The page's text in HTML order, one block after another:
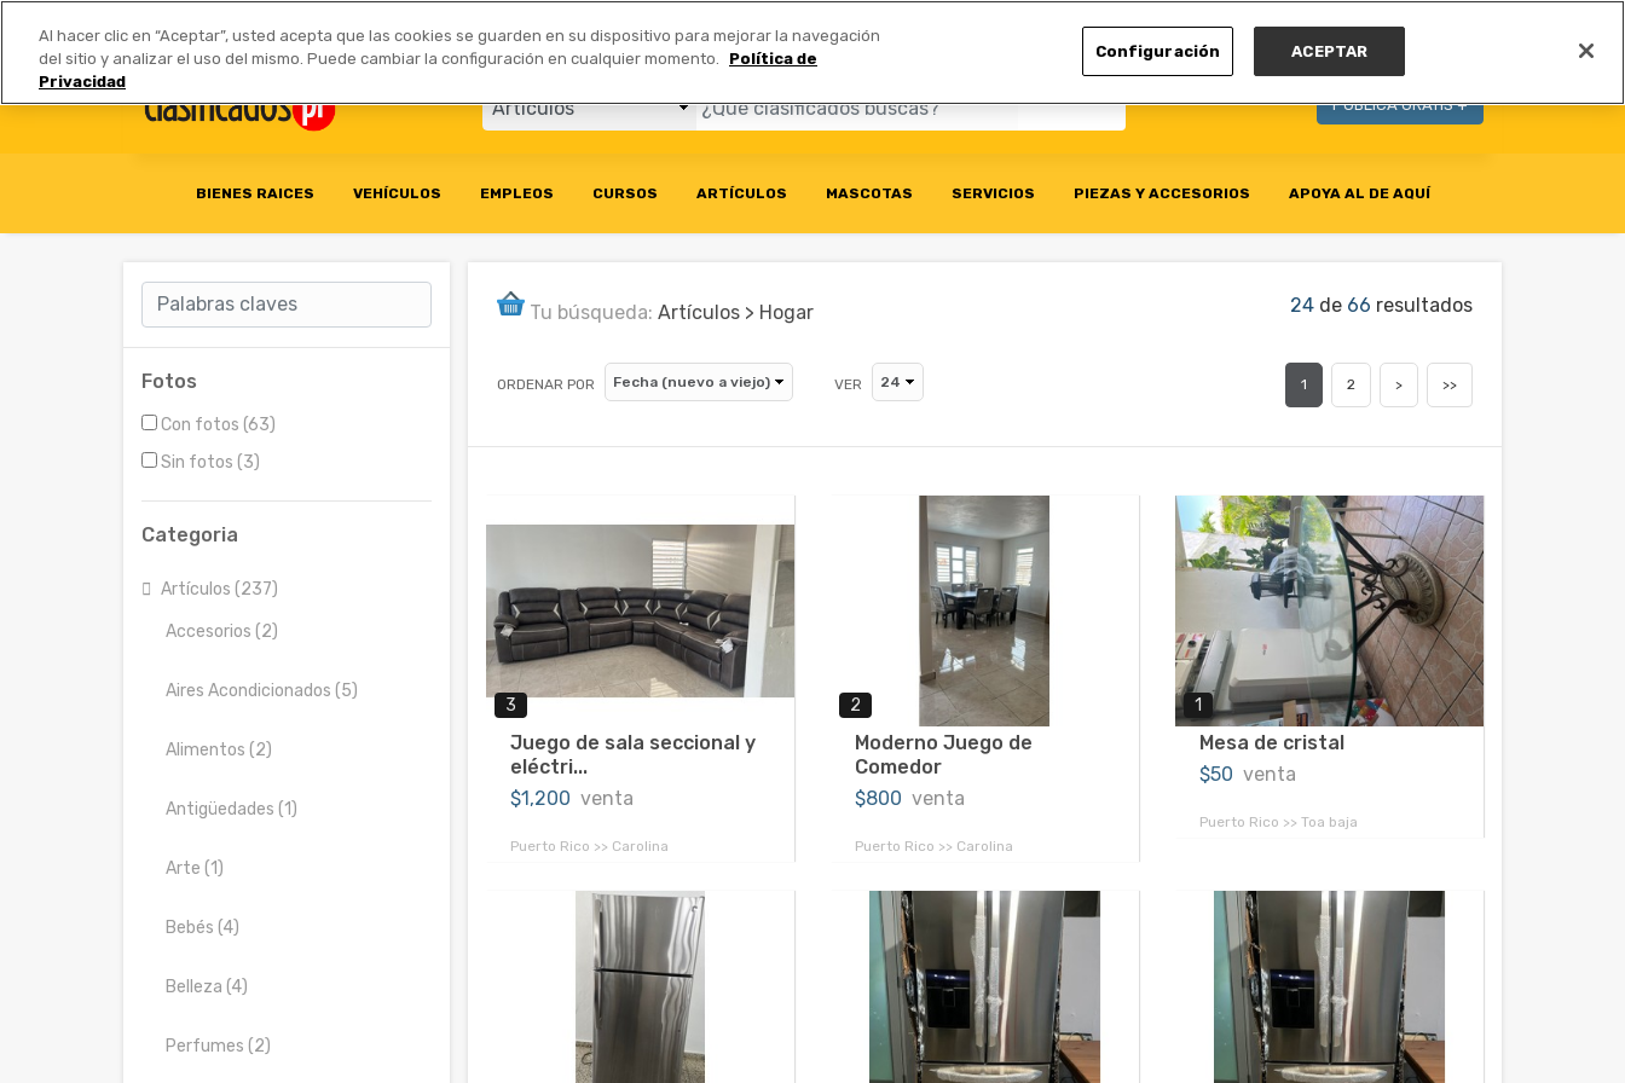
Anúnciate | Tarifas Socios Comerciales
PUBLICA GRATIS +
BIENES RAICES VEHÍCULOS EMPLEOS CURSOS ARTÍCULOS MASCOTAS SERVICIOS PIEZAS Y ACCESORIOS APOYA AL DE AQUÍ
Fotos
Con fotos (63)
Sin fotos (3)
Categoria
Artículos (237)
Accesorios (2)
Aires Acondicionados (5)
Alimentos (2)
Antigüedades (1)
Arte (1)
Bebés (4)
Belleza (4)
Perfumes (2)
Tu búsqueda: Artículos > Hogar 24de 66 resultados
ORDENAR POR VER 1 2 > >>
3
Juego de sala seccional y
eléctri...
$1,200 venta
Puerto Rico >> Carolina
2
Moderno Juego de
Comedor
$800 venta
Puerto Rico >> Carolina
1
Mesa de cristal
$50 venta
Puerto Rico >> Toa baja
Al hacer clic en “Aceptar”, usted acepta que las cookies se guarden en su dispositivo para mejorar la navegación
del sitio y analizar el uso del mismo. Puede cambiar la configuración en cualquier momento.
Política de
Privacidad
Configuración ACEPTAR